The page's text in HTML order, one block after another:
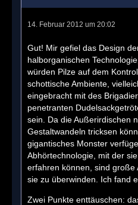
14. Februar 2012 um 20:02
Gut! Mir gefiel das Design
halborganischen
würden Pilze auf dem
schottische Ambiente,
eingebracht mit des
penetranten
sein. Da die Außerirdischen
Gestaltwandeln tricksen
gigantisches Monster
Abhörtechnologie, mit der
erfahren können, sind große
sie zu überwinden. Ich fand
Zwei Punkte enttäuschen: